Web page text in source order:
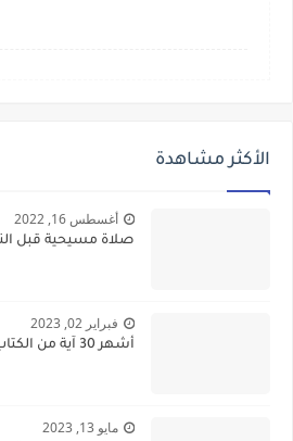
الأكثر مشاهدة
أغسطس 16, 2022
صلاة مسيحية قبل
فبراير 02, 2023
أشهر 30 آية من الكتاب المقدس التي تريح القلوب
مايو 13, 2023